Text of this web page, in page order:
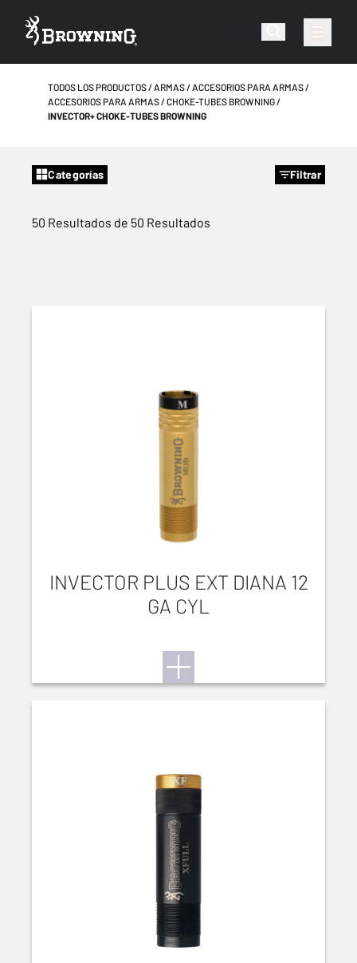
TODOS LOS PRODUCTOS ARMAS
ACCESORIOS PARA ARMAS
ACCESORIOS PARA ARMAS
CHOKE-TUBES BROWNING
INVECTOR+ CHOKE-TUBES BROWNING
Categorías Filtrar
50 Resultados de 50 Resultados
INVECTOR PLUS EXT DIANA 12
GA CYL